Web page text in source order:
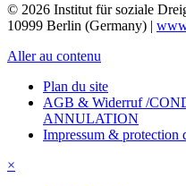
© 2026 Institut für soziale
10999 Berlin (Germany) |
Aller au contenu
Plan du site
AGB & Widerruf /
ANNULATION
Impressum & protection
×